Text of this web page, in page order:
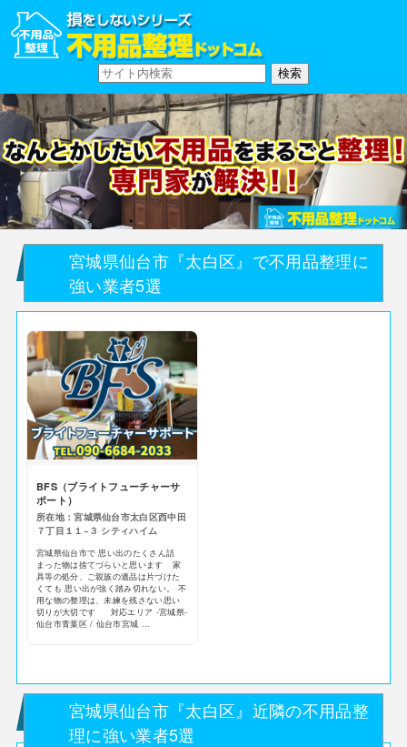
宮城県仙台市『太白区』で不用品整理に
強い業者5選
BFS（ブライトフューチャーサ
ポート）
所在地：宮城県仙台市太白区西中田
７丁目１１−３ シティハイム
宮城県仙台市で 思い出のたくさん詰
まった物は捨てづらいと思います 家
具等の処分、ご親族の遺品は片づけた
くても 思い出が強く踏み切れない。 不
用な物の整理は、未練を残さない思い
切りが大切です 対応エリア -宮城県-
仙台市青葉区 / 仙台市宮城 ...
宮城県仙台市『太白区』近隣の不用品整
理に強い業者5選